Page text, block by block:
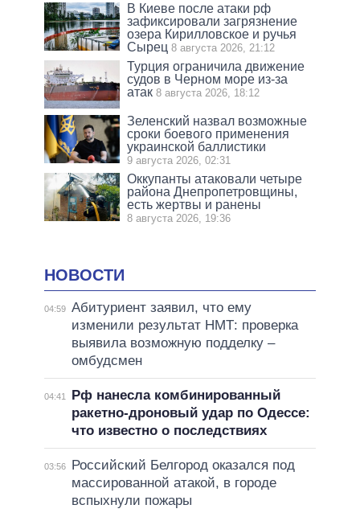
В Киеве после атаки рф
зафиксировали загрязнение
озера Кирилловское и ручья
Сырец 8 августа 2026, 21:12
Турция ограничила движение
судов в Черном море из-за
атак 8 августа 2026, 18:12
Зеленский назвал возможные
сроки боевого применения
украинской баллистики
9 августа 2026, 02:31
Оккупанты атаковали четыре
района Днепропетровщины,
есть жертвы и ранены
8 августа 2026, 19:36
НОВОСТИ
04:59 Абитуриент заявил, что ему
изменили результат НМТ: проверка
выявила возможную подделку –
омбудсмен
04:41
Рф нанесла комбинированный
ракетно-дроновый удар по Одессе:
что известно о последствиях
03:56
Российский Белгород оказался под
массированной атакой, в городе
вспыхнули пожары